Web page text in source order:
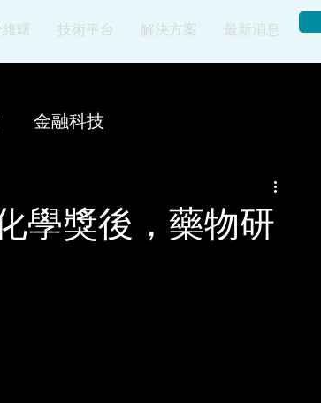
曙 技術平台 解決方案 最新消息
金融科技
學獎後，藥物研